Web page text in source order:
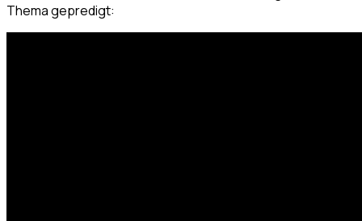
Thema gepredigt: